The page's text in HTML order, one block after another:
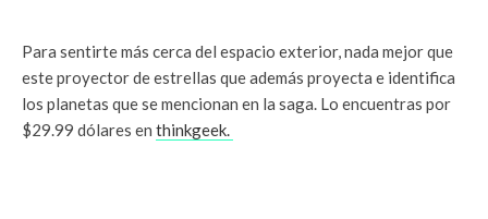
Para sentirte más cerca del espacio exterior, nada mejor que
este proyector de estrellas que además proyecta e identifica
los planetas que se mencionan en la saga. Lo encuentras por
$29.99 dólares en thinkgeek.